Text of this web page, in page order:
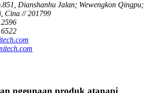
Dianshanhu Jalan; Wewengkon Qingpu;
Cina // 201799
ngeunaan produk atanapi